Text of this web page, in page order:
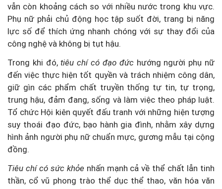
vẫn còn khoảng cách so với nhiều nước trong khu vực.
Phụ nữ phải chủ động học tập suốt đời, trang bị năng
lực số để thích ứng nhanh chóng với sự thay đổi của
công nghệ và không bị tụt hậu.
Trong khi đó,tiêu chí có đạo đứchướng người phụ nữ
đến việc thực hiện tốt quyền và trách nhiệm công dân,
giữ gìn các phẩm chất truyền thống tự tin, tự trọng,
trung hậu, đảm đang, sống và làm việc theo pháp luật.
Tổ chức Hội kiên quyết đấu tranh với những hiện tượng
suy thoái đạo đức, bạo hành gia đình, nhằm xây dựng
hình ảnh người phụ nữ chuẩn mực, gương mẫu tại cộng
đồng.
Tiêu chí có sức khỏe nhấn mạnh cả về thể chất lẫn tinh
thần, cổ vũ phong trào thể dục thể thao, văn hóa văn